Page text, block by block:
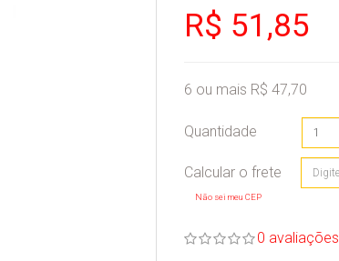
R$ 51,85
6 ou mais R$ 47,70
Quantidade
Não sei meu CEP
0 avaliações